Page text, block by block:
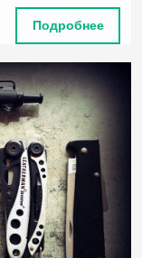
Подробнее